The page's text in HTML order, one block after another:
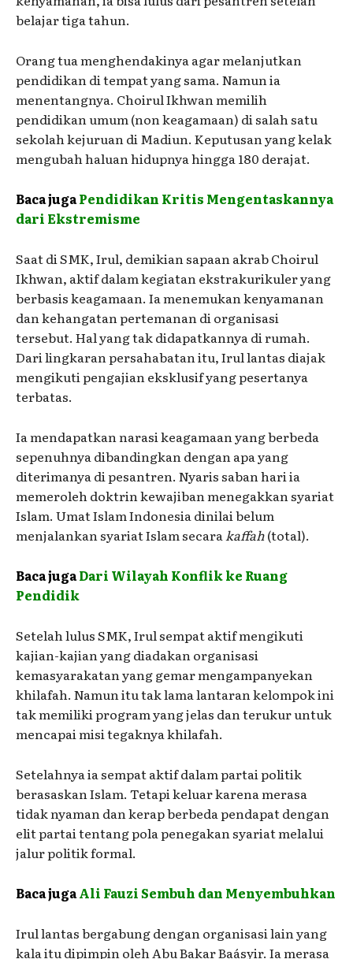
belajar tiga tahun.
Orang tua menghendakinya agar melanjutkan
pendidikan di tempat yang sama. Namun ia
menentangnya. Choirul Ikhwan memilih
pendidikan umum (non keagamaan) di salah satu
sekolah kejuruan di Madiun. Keputusan yang kelak
mengubah haluan hidupnya hingga 180 derajat.
Baca jugaPendidikan Kritis Mengentaskannya
dari Ekstremisme
Saat di SMK, Irul, demikian sapaan akrab Choirul
Ikhwan, aktif dalam kegiatan ekstrakurikuler yang
berbasis keagamaan. Ia menemukan kenyamanan
dan kehangatan pertemanan di organisasi
tersebut. Hal yang tak didapatkannya di rumah.
Dari lingkaran persahabatan itu, Irul lantas diajak
mengikuti pengajian eksklusif yang pesertanya
terbatas.
Ia mendapatkan narasi keagamaan yang berbeda
sepenuhnya dibandingkan dengan apa yang
diterimanya di pesantren. Nyaris saban hari ia
memeroleh doktrin kewajiban menegakkan syariat
Islam. Umat Islam Indonesia dinilai belum
menjalankan syariat Islam secarakaffah(total).
Baca jugaDari Wilayah Konflik ke Ruang
Pendidik
Setelah lulus SMK, Irul sempat aktif mengikuti
kajian-kajian yang diadakan organisasi
kemasyarakatan yang gemar mengampanyekan
khilafah. Namun itu tak lama lantaran kelompok ini
tak memiliki program yang jelas dan terukur untuk
mencapai misi tegaknya khilafah.
Setelahnya ia sempat aktif dalam partai politik
berasaskan Islam. Tetapi keluar karena merasa
tidak nyaman dan kerap berbeda pendapat dengan
elit partai tentang pola penegakan syariat melalui
jalur politik formal.
Baca jugaAli Fauzi Sembuh dan Menyembuhkan
Irul lantas bergabung dengan organisasi lain yang
kala itu dipimpin oleh Abu Bakar Baásyir. Ia merasa